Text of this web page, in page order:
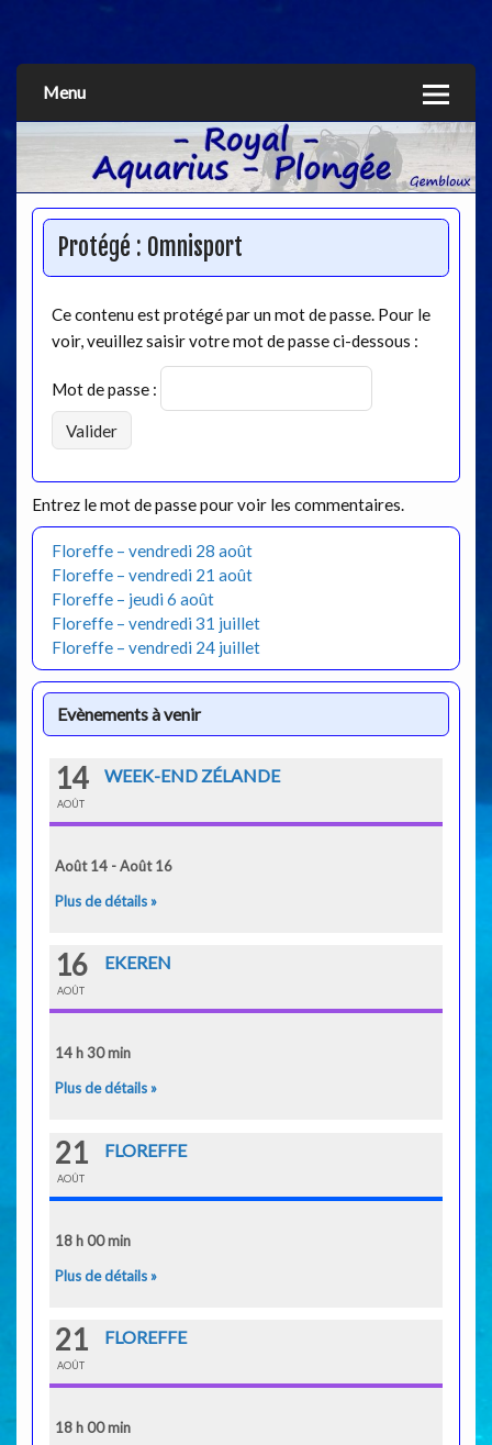
Menu
Protégé : Omnisport
Ce contenu est protégé par un mot de passe. Pour le
voir, veuillez saisir votre mot de passe ci-dessous :
Mot de passe :
Entrez le mot de passe pour voir les commentaires.
Floreffe – vendredi 28 août
Floreffe – vendredi 21 août
Floreffe – jeudi 6 août
Floreffe – vendredi 31 juillet
Floreffe – vendredi 24 juillet
Evènements à venir
14
AOÛT
WEEK-END ZÉLANDE
Août 14 - Août 16
Plus de détails »
16
AOÛT
EKEREN
14 h 30 min
Plus de détails »
21
AOÛT
FLOREFFE
18 h 00 min
Plus de détails »
21
AOÛT
FLOREFFE
18 h 00 min